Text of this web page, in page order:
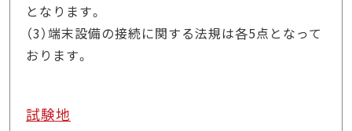
となります。
（3）端末設備の接続に関する法規は各5点となって
おります。
試験地